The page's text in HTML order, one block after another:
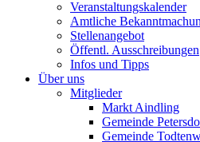
Veranstaltungskalender
Amtliche
Stellenangebot
Öffentl. Ausschreibungen
Infos und Tipps
Über uns
Mitglieder
Markt Aindling
Gemeinde
Gemeinde